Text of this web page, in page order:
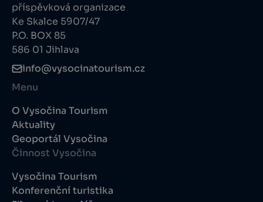
příspěvková organizace
Ke Skalce 5907/47
P.O. BOX 85
586 01 Jihlava
info@vysocinatourism.cz
Menu
O Vysočina Tourism
Aktuality
Geoportál Vysočina
Činnost Vysočina
Vysočina Tourism
Konferenční turistika